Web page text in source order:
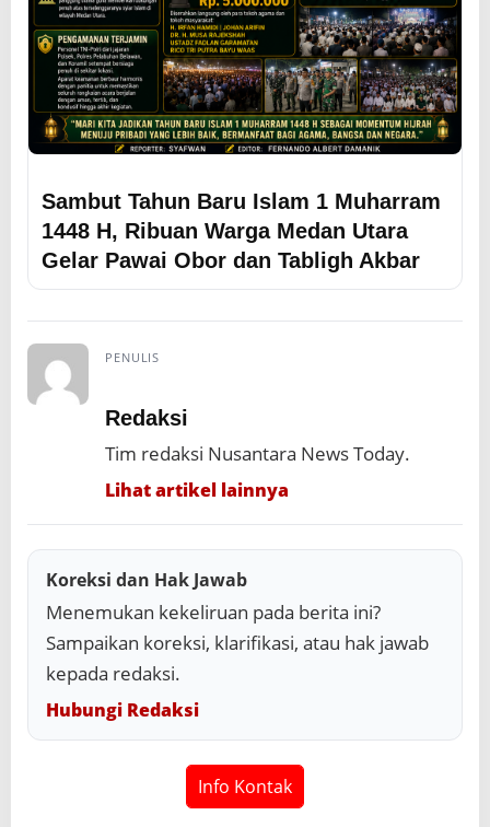
Sambut Tahun Baru Islam 1 Muharram
1448 H, Ribuan Warga Medan Utara
Gelar Pawai Obor dan Tabligh Akbar
PENULIS
Redaksi
Tim redaksi Nusantara News Today.
Lihat artikel lainnya
Koreksi dan Hak Jawab
Menemukan kekeliruan pada berita ini?
Sampaikan koreksi, klarifikasi, atau hak jawab
kepada redaksi.
Hubungi Redaksi
Info Kontak